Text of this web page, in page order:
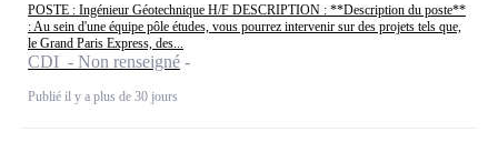
POSTE : Ingénieur Géotechnique H/F DESCRIPTION : **Description du poste**
: Au sein d'une équipe pôle études, vous pourrez intervenir sur des projets tels que,
le Grand Paris Express, des...
CDI - Non renseigné
Publié il y a plus de 30 jours